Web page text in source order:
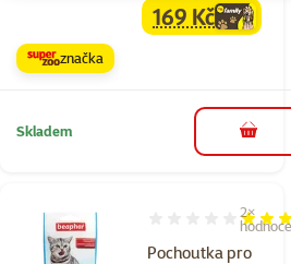
familycena
169 Kč
značka
Skladem do
Pochoutka pro
Hodnocení 90%,
2×